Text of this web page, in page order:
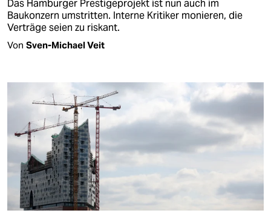
Das Hamburger Prestigeprojekt ist nun auch im
Baukonzern umstritten. Interne Kritiker monieren, die
Verträge seien zu riskant.
Von Sven-Michael Veit